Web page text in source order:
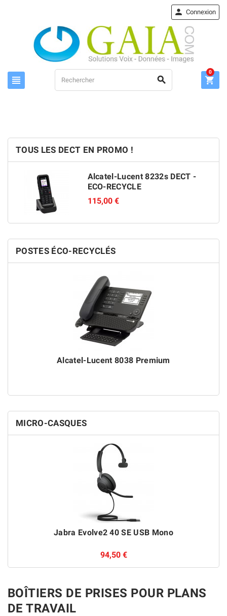
 
 Connexion

0
TOUS LES DECT EN PROMO !
Alcatel-Lucent 8232s DECT -
ECO-RECYCLE
115,00 €
POSTES ÉCO-RECYCLÉS
Alcatel-Lucent 8038 Premium
MICRO-CASQUES
Jabra Evolve2 40 SE USB Mono
94,50 €
BOÎTIERS DE PRISES POUR PLANS
DE TRAVAIL